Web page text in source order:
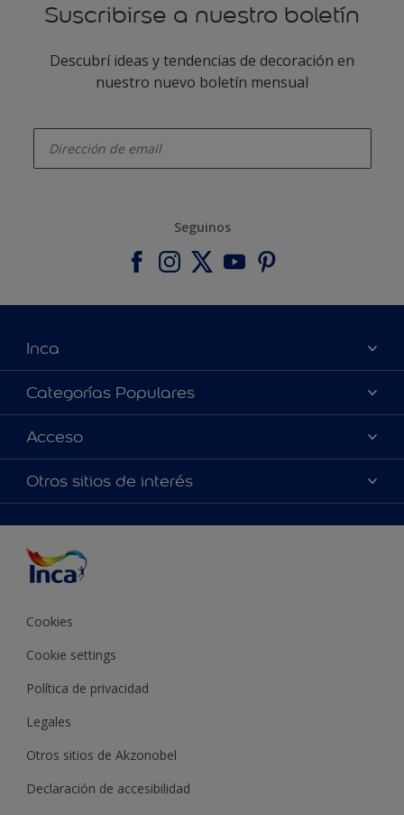
Suscribirse a nuestro boletín
Descubrí ideas y tendencias de decoración en
nuestro nuevo boletín mensual
Seguinos
Inca
Acerca de Inca
Contactanos
Encontrá un distribuidor Inca
Categorías Populares
Colores
Productos
Inspiración
Acceso
Accesibilidad
Precisión del color
Otros sitios de interés
Cookies
Cookie settings
Política de privacidad
Legales
Otros sitios de Akzonobel
Declaración de accesibilidad